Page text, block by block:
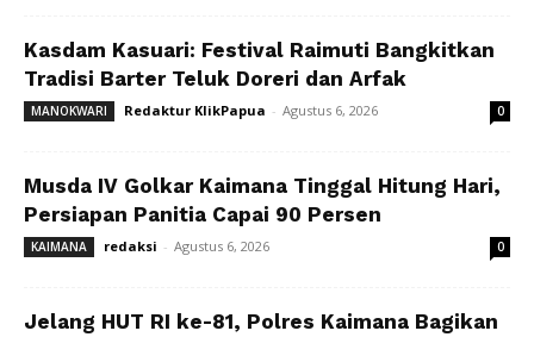
Kasdam Kasuari: Festival Raimuti Bangkitkan
Tradisi Barter Teluk Doreri dan Arfak
MANOKWARI Redaktur KlikPapua - Agustus 6, 2026 0
Musda IV Golkar Kaimana Tinggal Hitung Hari,
Persiapan Panitia Capai 90 Persen
KAIMANA redaksi - Agustus 6, 2026 0
Jelang HUT RI ke-81, Polres Kaimana Bagikan